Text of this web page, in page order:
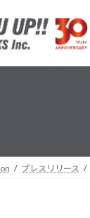
プレスリリース